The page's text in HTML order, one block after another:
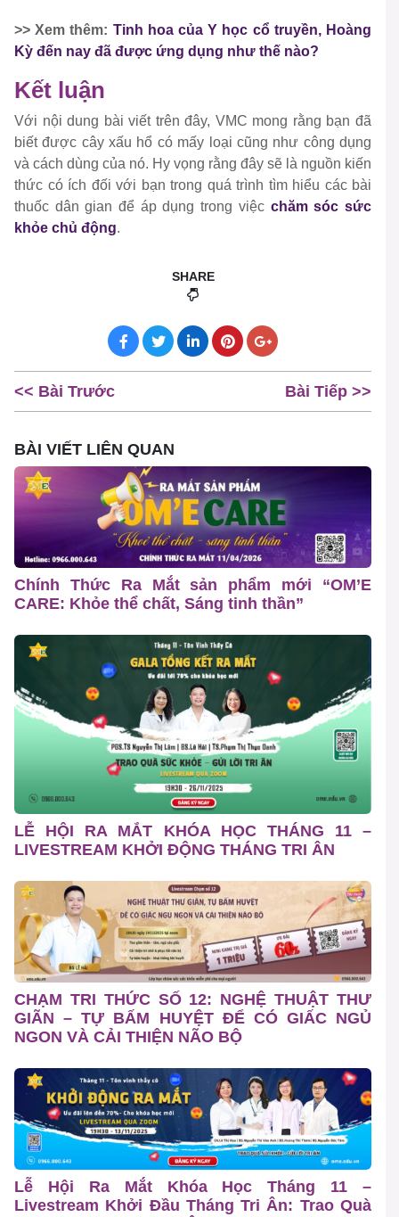
>> Xem thêm: Tinh hoa của Y học cổ truyền, Hoàng
Kỳ đến nay đã được ứng dụng như thế nào?
Kết luận
Với nội dung bài viết trên đây, VMC mong rằng bạn đã
biết được cây xấu hổ có mấy loại cũng như công dụng
và cách dùng của nó. Hy vọng rằng đây sẽ là nguồn kiến
thức có ích đối với bạn trong quá trình tìm hiểu các bài
thuốc dân gian để áp dụng trong việc chăm sóc sức
khỏe chủ động.
SHARE
<< Bài Trước Bài Tiếp >>
BÀI VIẾT LIÊN QUAN
Chính Thức Ra Mắt sản phẩm mới “OM’E
CARE: Khỏe thể chất, Sáng tinh thần”
LỄ HỘI RA MẮT KHÓA HỌC THÁNG 11 –
LIVESTREAM KHỞI ĐỘNG THÁNG TRI ÂN
CHẠM TRI THỨC SỐ 12: NGHỆ THUẬT THƯ
GIÃN – TỰ BẤM HUYỆT ĐỂ CÓ GIẤC NGỦ
NGON VÀ CẢI THIỆN NÃO BỘ
Lễ Hội Ra Mắt Khóa Học Tháng 11 –
Livestream Khởi Đầu Tháng Tri Ân: Trao Quà